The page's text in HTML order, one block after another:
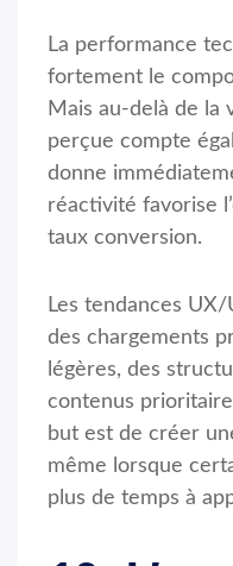
La performance
fortement le
Mais au-delà de la
perçue compte
donne
réactivité favorise
taux conversion.
Les tendances
des chargements
légères, des
contenus
but est de créer
même lorsque
plus de temps à